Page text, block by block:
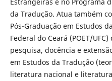
Estrangeiras e no Programa
da Tradução. Atua também
Pós-Graduação em Estudos
Federal do Ceará (POET/
pesquisa, docência e
em Estudos da Tradução
literatura nacional e